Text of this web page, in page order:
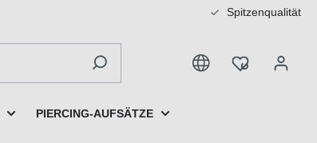
Spitzenqualität
PIERCING-AUFSÄTZE